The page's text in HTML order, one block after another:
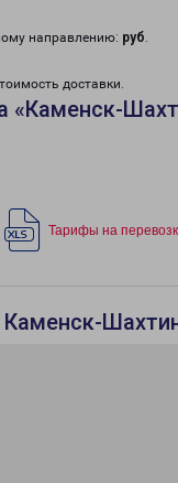
направлению: руб.
доставки.
«Каменск-
Тарифы на
Каменск-